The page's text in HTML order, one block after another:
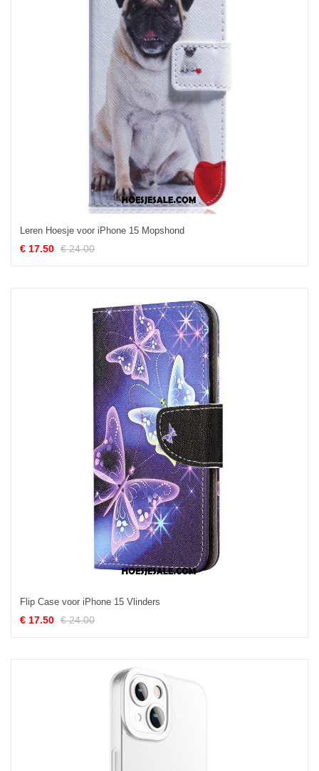
Leren Hoesje voor iPhone 15 Mopshond
€ 17.50 € 24.00
Flip Case voor iPhone 15 Vlinders
€ 17.50 € 24.00